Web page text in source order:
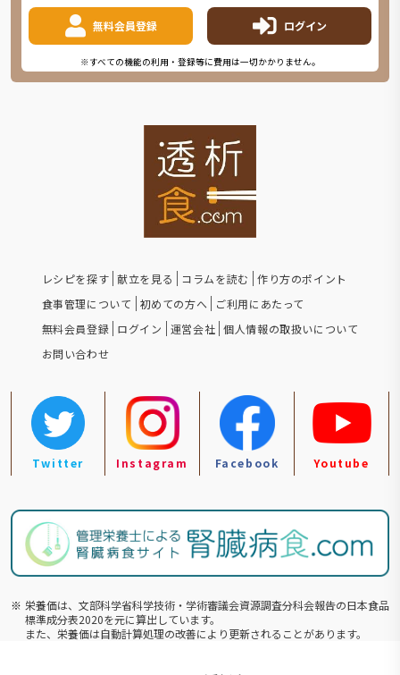
無料会員登録 ログイン
※すべての機能の利用・登録等に費用は一切かかりません。
レシピを探す 献立を見る コラムを読む
作り方のポイント
食事管理について
初めての方へ
ご利用にあたって
無料会員登録 ログイン 運営会社 個人情報の取扱いについて
お問い合わせ
Twitter Instagram Facebook Youtube
※ 栄養価は、文部科学省科学技術・学術審議会資源調査分科会報告の⽇本食品
標準成分表2020を元に算出しています。
また、栄養価は自動計算処理の改善により更新されることがあります。